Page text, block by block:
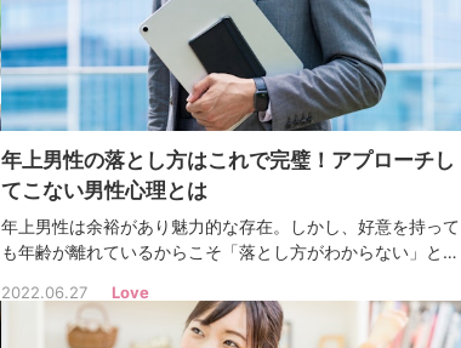
年上男性の落とし方はこれで完璧！アプローチし
てこない男性心理とは
年上男性は余裕があり魅力的な存在。しかし、好意を持って
も年齢が離れているからこそ「落とし方がわからない」と悩
や、脈ありなのにアプローチしてこない男性心理を解説しま
2022.06.27 Love